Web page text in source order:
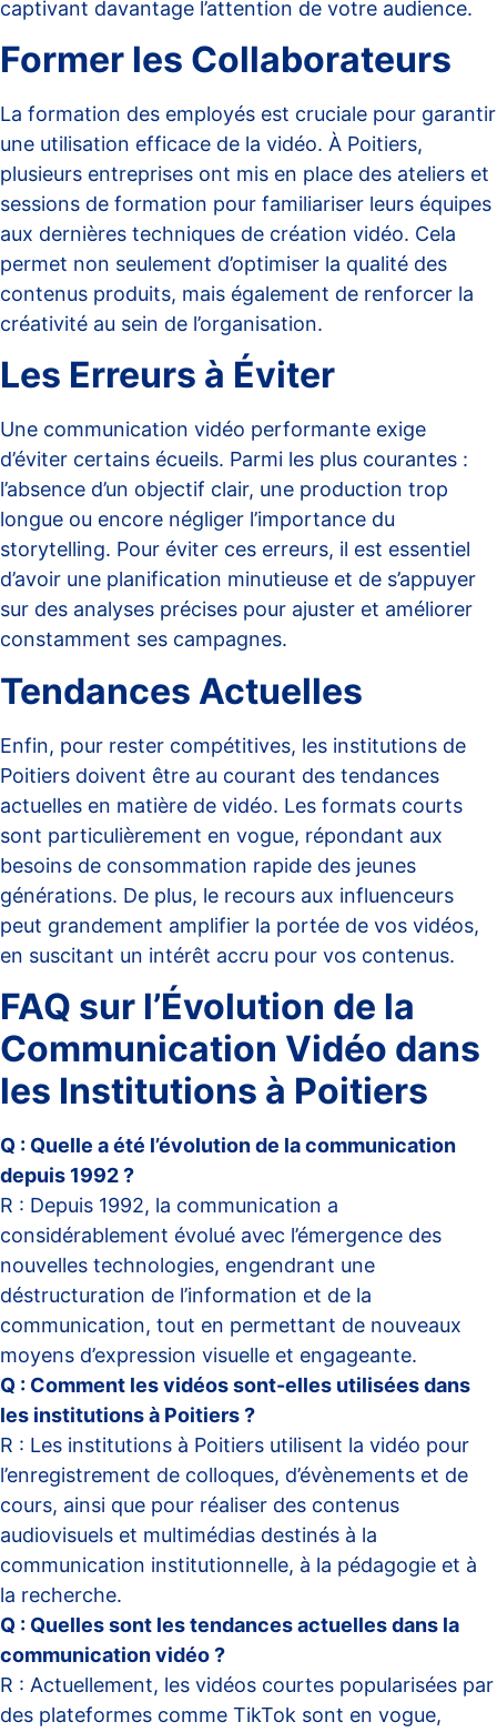
captivant davantage l’attention de votre audience.
Former les Collaborateurs
La formation des employés est cruciale pour garantir
une utilisation efficace de la vidéo. À Poitiers,
plusieurs entreprises ont mis en place des ateliers et
sessions de formation pour familiariser leurs équipes
aux dernières techniques de création vidéo. Cela
permet non seulement d’optimiser la qualité des
contenus produits, mais également de renforcer la
créativité au sein de l’organisation.
Les Erreurs à Éviter
Une communication vidéo performante exige
d’éviter certains écueils. Parmi les plus courantes :
l’absence d’un objectif clair, une production trop
longue ou encore négliger l’importance du
storytelling. Pour éviter ces erreurs, il est essentiel
d’avoir une planification minutieuse et de s’appuyer
sur des analyses précises pour ajuster et améliorer
constamment ses campagnes.
Tendances Actuelles
Enfin, pour rester compétitives, les institutions de
Poitiers doivent être au courant des tendances
actuelles en matière de vidéo. Les formats courts
sont particulièrement en vogue, répondant aux
besoins de consommation rapide des jeunes
générations. De plus, le recours aux influenceurs
peut grandement amplifier la portée de vos vidéos,
en suscitant un intérêt accru pour vos contenus.
FAQ sur l’Évolution de la
Communication Vidéo dans
les Institutions à Poitiers
Q : Quelle a été l’évolution de la communication
depuis 1992 ?
R : Depuis 1992, la communication a
considérablement évolué avec l’émergence des
nouvelles technologies, engendrant une
déstructuration de l’information et de la
communication, tout en permettant de nouveaux
moyens d’expression visuelle et engageante.
Q : Comment les vidéos sont-elles utilisées dans
les institutions à Poitiers ?
R : Les institutions à Poitiers utilisent la vidéo pour
l’enregistrement de colloques, d’évènements et de
cours, ainsi que pour réaliser des contenus
audiovisuels et multimédias destinés à la
communication institutionnelle, à la pédagogie et à
la recherche.
Q : Quelles sont les tendances actuelles dans la
communication vidéo ?
R : Actuellement, les vidéos courtes popularisées par
des plateformes comme TikTok sont en vogue,